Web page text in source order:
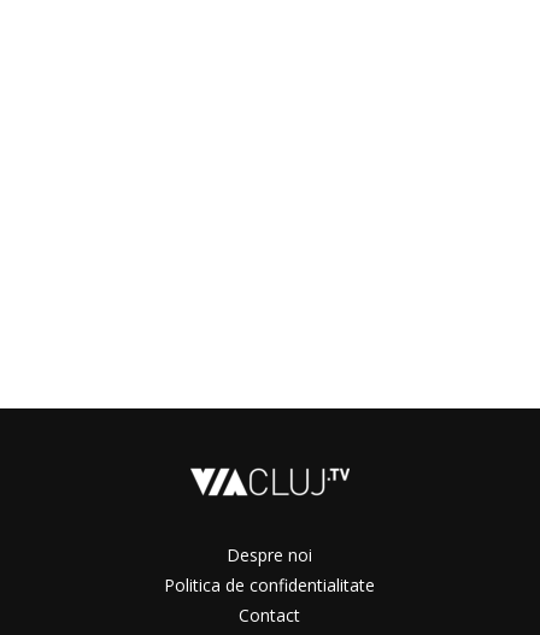
Despre noi
Politica de confidentialitate
Contact